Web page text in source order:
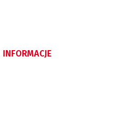
INFORMACJE